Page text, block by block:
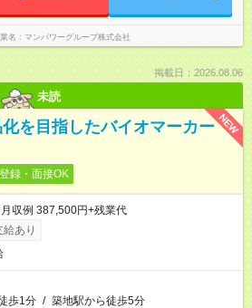
名 マンパワーグループ株式会社
掲載日：2026.08.06
未読
NEW
を目指したバイオマーカー
録・面接OK
収例 387,500円+残業代
あり
歩1分 / 築地駅から徒歩5分